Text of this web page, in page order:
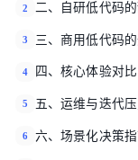
2 二、自研低代码
3 三、商用低代码
4 四、核心体验对
5 五、运维与迭代
6 六、场景化决策